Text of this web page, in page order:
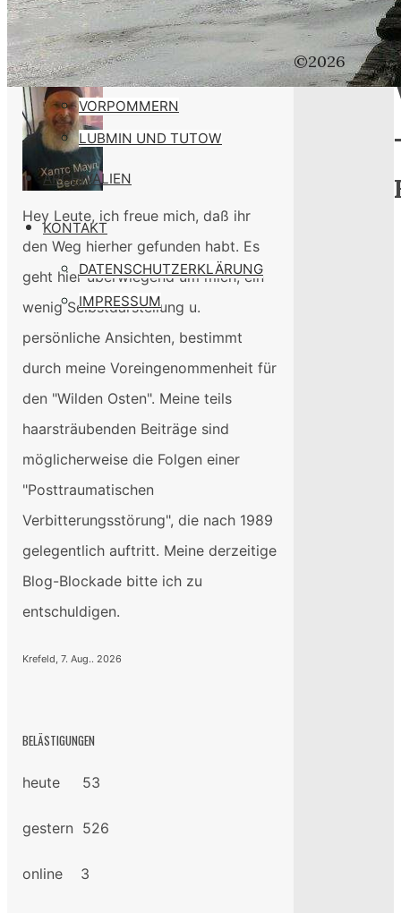
RHINESIDE-GALERIE
KREFELD-BILDER
VORPOMMERN
LUBMIN UND TUTOW
ARCHIVALIEN
KONTAKT
DATENSCHUTZERKLÄRUNG
IMPRESSUM
Home
Weber
Hey Leute, ich freue mich, daß ihr
den Weg hierher gefunden habt. Es
geht hier überwiegend um mich, ein
wenig Selbstdarstellung u.
persönliche Ansichten, bestimmt
durch meine Voreingenommenheit für
den "Wilden Osten". Meine teils
haarsträubenden Beiträge sind
möglicherweise die Folgen einer
"Posttraumatischen
Verbitterungsstörung", die nach 1989
gelegentlich auftritt. Meine derzeitige
Blog-Blockade bitte ich zu
entschuldigen.
Krefeld, 7. Aug.. 2026
BELÄSTIGUNGEN
heute 53
gestern 526
online 3
©2026